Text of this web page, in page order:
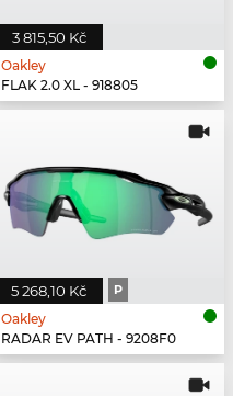
3 815,50 Kč
Oakley
FLAK 2.0 XL - 918805
5 268,10 Kč P
Oakley
RADAR EV PATH - 9208F0